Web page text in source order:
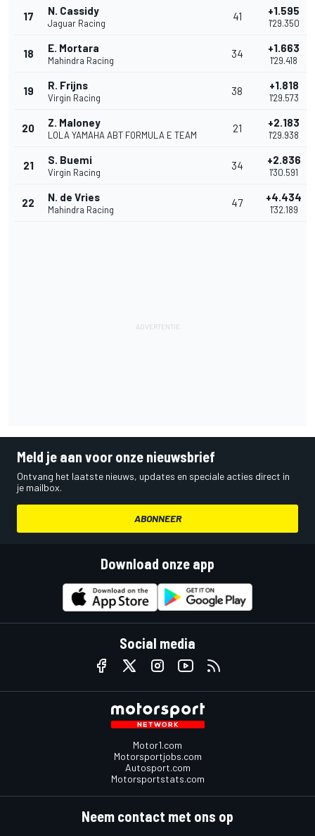
17 N. Cassidy
Jaguar Racing
41 +1.595
1'29.350
18 E. Mortara
Mahindra Racing
34 +1.663
1'29.418
19 R. Frijns
Virgin Racing
38 +1.818
1'29.573
20 Z. Maloney
LOLA YAMAHA ABT FORMULA E TEAM
21 +2.183
1'29.938
21 S. Buemi
Virgin Racing
34 +2.836
1'30.591
22 N. de Vries
Mahindra Racing
47 +4.434
1'32.189
Meld je aan voor onze nieuwsbrief
Ontvang het laatste nieuws, updates en speciale acties direct in
je mailbox.
ABONNEER
Download onze app
Social media
Motor1.com
Motorsportjobs.com
Autosport.com
Motorsportstats.com
Neem contact met ons op